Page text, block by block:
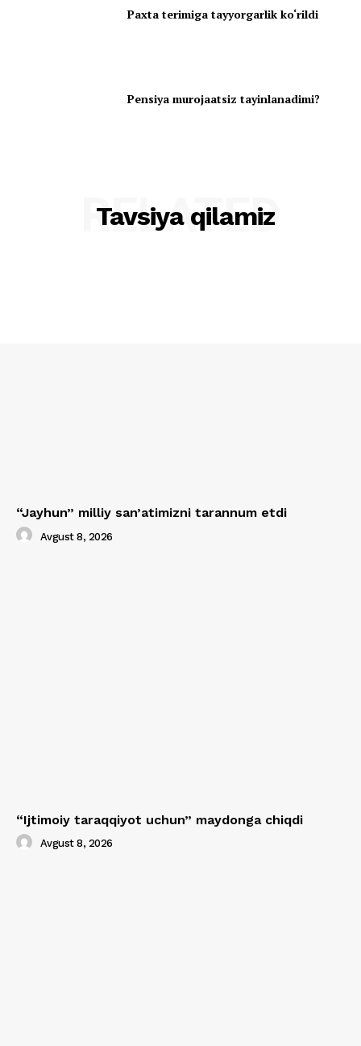
Paxta terimiga tayyorgarlik ko‘rildi
Pensiya murojaatsiz tayinlanadimi?
Tavsiya qilamiz
RELATED
“Jayhun” milliy san’atimizni tarannum etdi
Avgust 8, 2026
“Ijtimoiy taraqqiyot uchun” maydonga chiqdi
Avgust 8, 2026